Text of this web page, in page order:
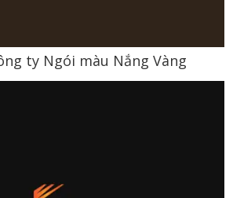
ty Ngói màu Nắng Vàng